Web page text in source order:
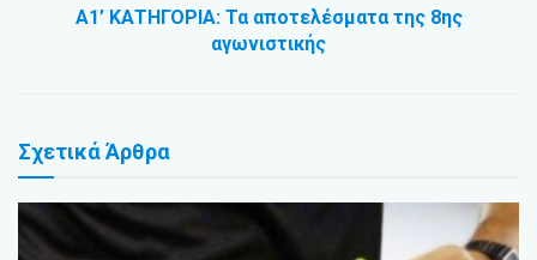
Α1’ ΚΑΤΗΓΟΡΙΑ: Τα αποτελέσματα της 8ης
αγωνιστικής
ΣχετικάΆρθρα